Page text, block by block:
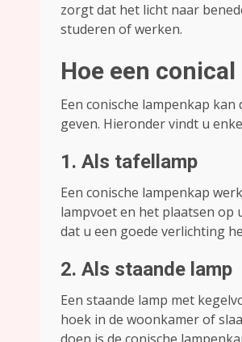
zorgt dat het licht naar
studeren of werken.
Hoe een
Een conische lampenkap
geven. Hieronder vindt u
1. Als tafellamp
Een conische lampenkap
lampvoet en het plaatsen
dat u een goede verlichting
2. Als staande lamp
Een staande lamp met
hoek in de woonkamer of